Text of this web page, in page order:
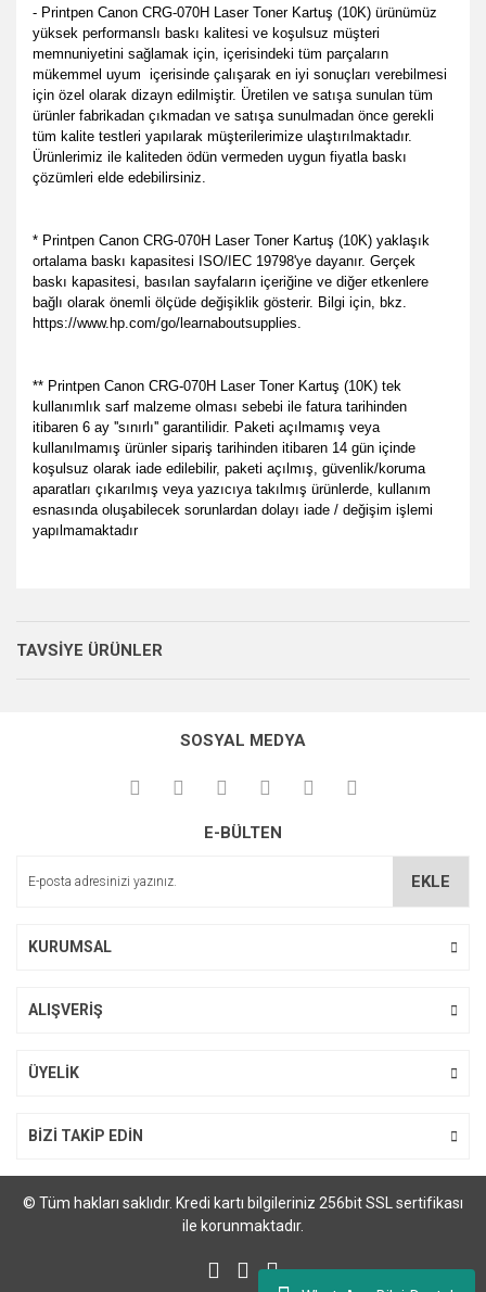
- Printpen Canon CRG-070H Laser Toner Kartuş (10K) ürünümüz
yüksek performanslı baskı kalitesi ve koşulsuz müşteri
memnuniyetini sağlamak için, içerisindeki tüm parçaların
mükemmel uyum içerisinde çalışarak en iyi sonuçları verebilmesi
için özel olarak dizayn edilmiştir. Üretilen ve satışa sunulan tüm
ürünler fabrikadan çıkmadan ve satışa sunulmadan önce gerekli
tüm kalite testleri yapılarak müşterilerimize ulaştırılmaktadır.
Ürünlerimiz ile kaliteden ödün vermeden uygun fiyatla baskı
çözümleri elde edebilirsiniz.
* Printpen Canon CRG-070H Laser Toner Kartuş (10K) yaklaşık
ortalama baskı kapasitesi ISO/IEC 19798'ye dayanır. Gerçek
baskı kapasitesi, basılan sayfaların içeriğine ve diğer etkenlere
bağlı olarak önemli ölçüde değişiklik gösterir. Bilgi için, bkz.
https://www.hp.com/go/learnaboutsupplies.
** Printpen Canon CRG-070H Laser Toner Kartuş (10K) tek
kullanımlık sarf malzeme olması sebebi ile fatura tarihinden
itibaren 6 ay ''sınırlı'' garantilidir. Paketi açılmamış veya
kullanılmamış ürünler sipariş tarihinden itibaren 14 gün içinde
koşulsuz olarak iade edilebilir, paketi açılmış, güvenlik/koruma
aparatları çıkarılmış veya yazıcıya takılmış ürünlerde, kullanım
esnasında oluşabilecek sorunlardan dolayı iade / değişim işlemi
yapılmamaktadır
kullanarak tarafımıza iletebilirsiniz.
Görüş ve önerileriniz için teşekkür ederiz.
Ürün açıklamasında eksik bilgiler bulunuyor.
Bu ürüne benzer farklı alternatifler olmalı.
P... E... | 23/08/2024
Sebahattin Özcan | 18/07/2024
TAVSİYE ÜRÜNLER
SOSYAL MEDYA
E-BÜLTEN
EKLE
KURUMSAL
ALIŞVERİŞ
ÜYELİK
BİZİ TAKİP EDİN
© Tüm hakları saklıdır. Kredi kartı bilgileriniz 256bit SSL sertifikası
ile korunmaktadır.